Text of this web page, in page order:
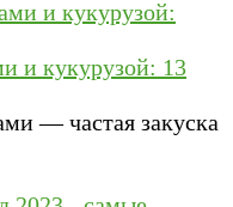
и кукурузой: 13
— частая закуска